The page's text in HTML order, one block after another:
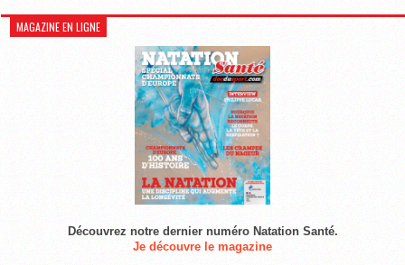
MAGAZINE EN LIGNE
Découvrez notre dernier numéro Natation Santé.
Je découvre le magazine